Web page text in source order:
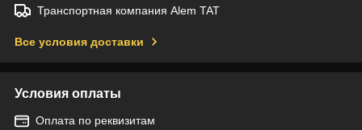
Транспортная компания Alem TAT
Все условия доставки
Условия оплаты
Оплата по реквизитам